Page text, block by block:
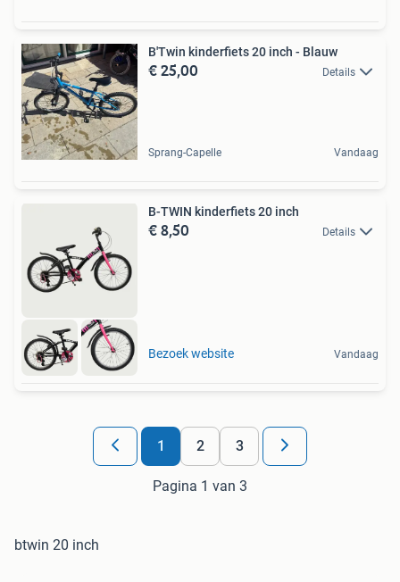
B'Twin kinderfiets 20 inch - Blauw
€ 25,00 Details
Sprang-Capelle Vandaag
B-TWIN kinderfiets 20 inch
€ 8,50 Details
Bezoek website Vandaag
1 2 3
Pagina 1 van 3
btwin 20 inch